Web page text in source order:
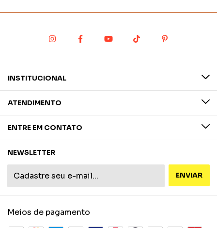
INSTITUCIONAL
ATENDIMENTO
ENTRE EM CONTATO
NEWSLETTER
Meios de pagamento